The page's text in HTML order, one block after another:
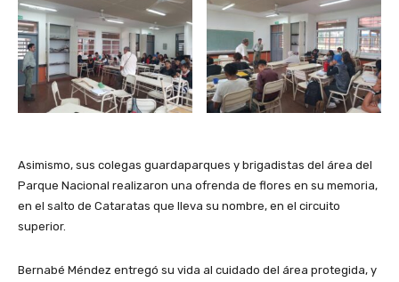
Asimismo, sus colegas guardaparques y brigadistas del área del
Parque Nacional realizaron una ofrenda de flores en su memoria,
en el salto de Cataratas que lleva su nombre, en el circuito
superior.
Bernabé Méndez entregó su vida al cuidado del área protegida, y